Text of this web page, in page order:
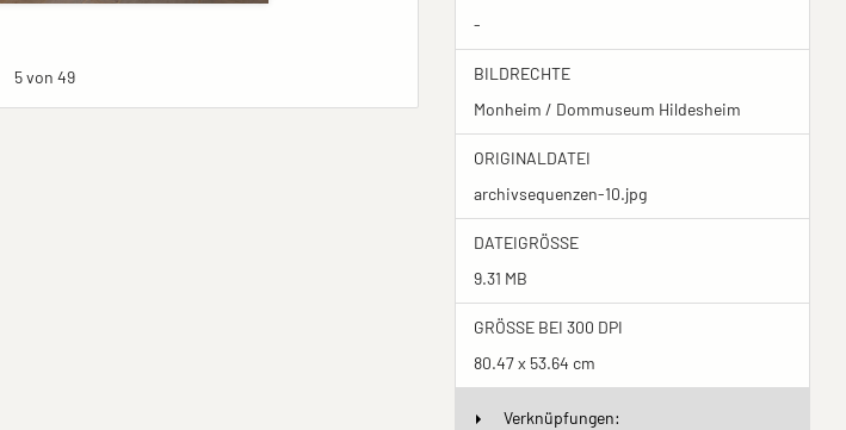
5 von 49
-
BILDRECHTE
Monheim / Dommuseum Hildesheim
ORIGINALDATEI
archivsequenzen-10.jpg
DATEIGRÖSSE
9.31 MB
GRÖSSE BEI 300 DPI
80.47 x 53.64 cm
Verknüpfungen: